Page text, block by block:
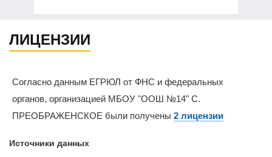
ЛИЦЕНЗИИ
Согласно данным ЕГРЮЛ от ФНС и федеральных
органов, организацией МБОУ "ООШ №14" С.
ПРЕОБРАЖЕНСКОЕ были получены 2 лицензии
Источники данных